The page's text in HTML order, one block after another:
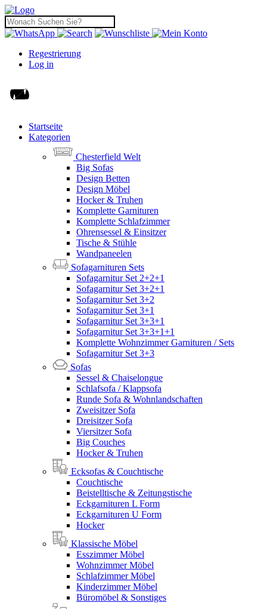
Regestrierung
Log in
Startseite
Kategorien
Chesterfield Welt
Big Sofas
Design Betten
Design Möbel
Hocker & Truhen
Komplette Garnituren
Komplette Schlafzimmer
Ohrensessel & Einsitzer
Tische & Stühle
Wandpaneelen
Sofagarnituren Sets
Sofagarnitur Set 2+2+1
Sofagarnitur Set 3+2+1
Sofagarnitur Set 3+2
Sofagarnitur Set 3+1
Sofagarnitur Set 3+3+1
Sofagarnitur Set 3+3+1+1
Komplette Wohnzimmer Garnituren / Sets
Sofagarnitur Set 3+3
Sofas
Sessel & Chaiselongue
Schlafsofa / Klappsofa
Runde Sofa & Wohnlandschaften
Zweisitzer Sofa
Dreisitzer Sofa
Viersitzer Sofa
Big Couches
Hocker & Truhen
Ecksofas & Couchtische
Couchtische
Beistelltische & Zeitungstische
Eckgarnituren L Form
Eckgarnituren U Form
Hocker
Klassische Möbel
Esszimmer Möbel
Wohnzimmer Möbel
Schlafzimmer Möbel
Kinderzimmer Möbel
Büromöbel & Sonstiges